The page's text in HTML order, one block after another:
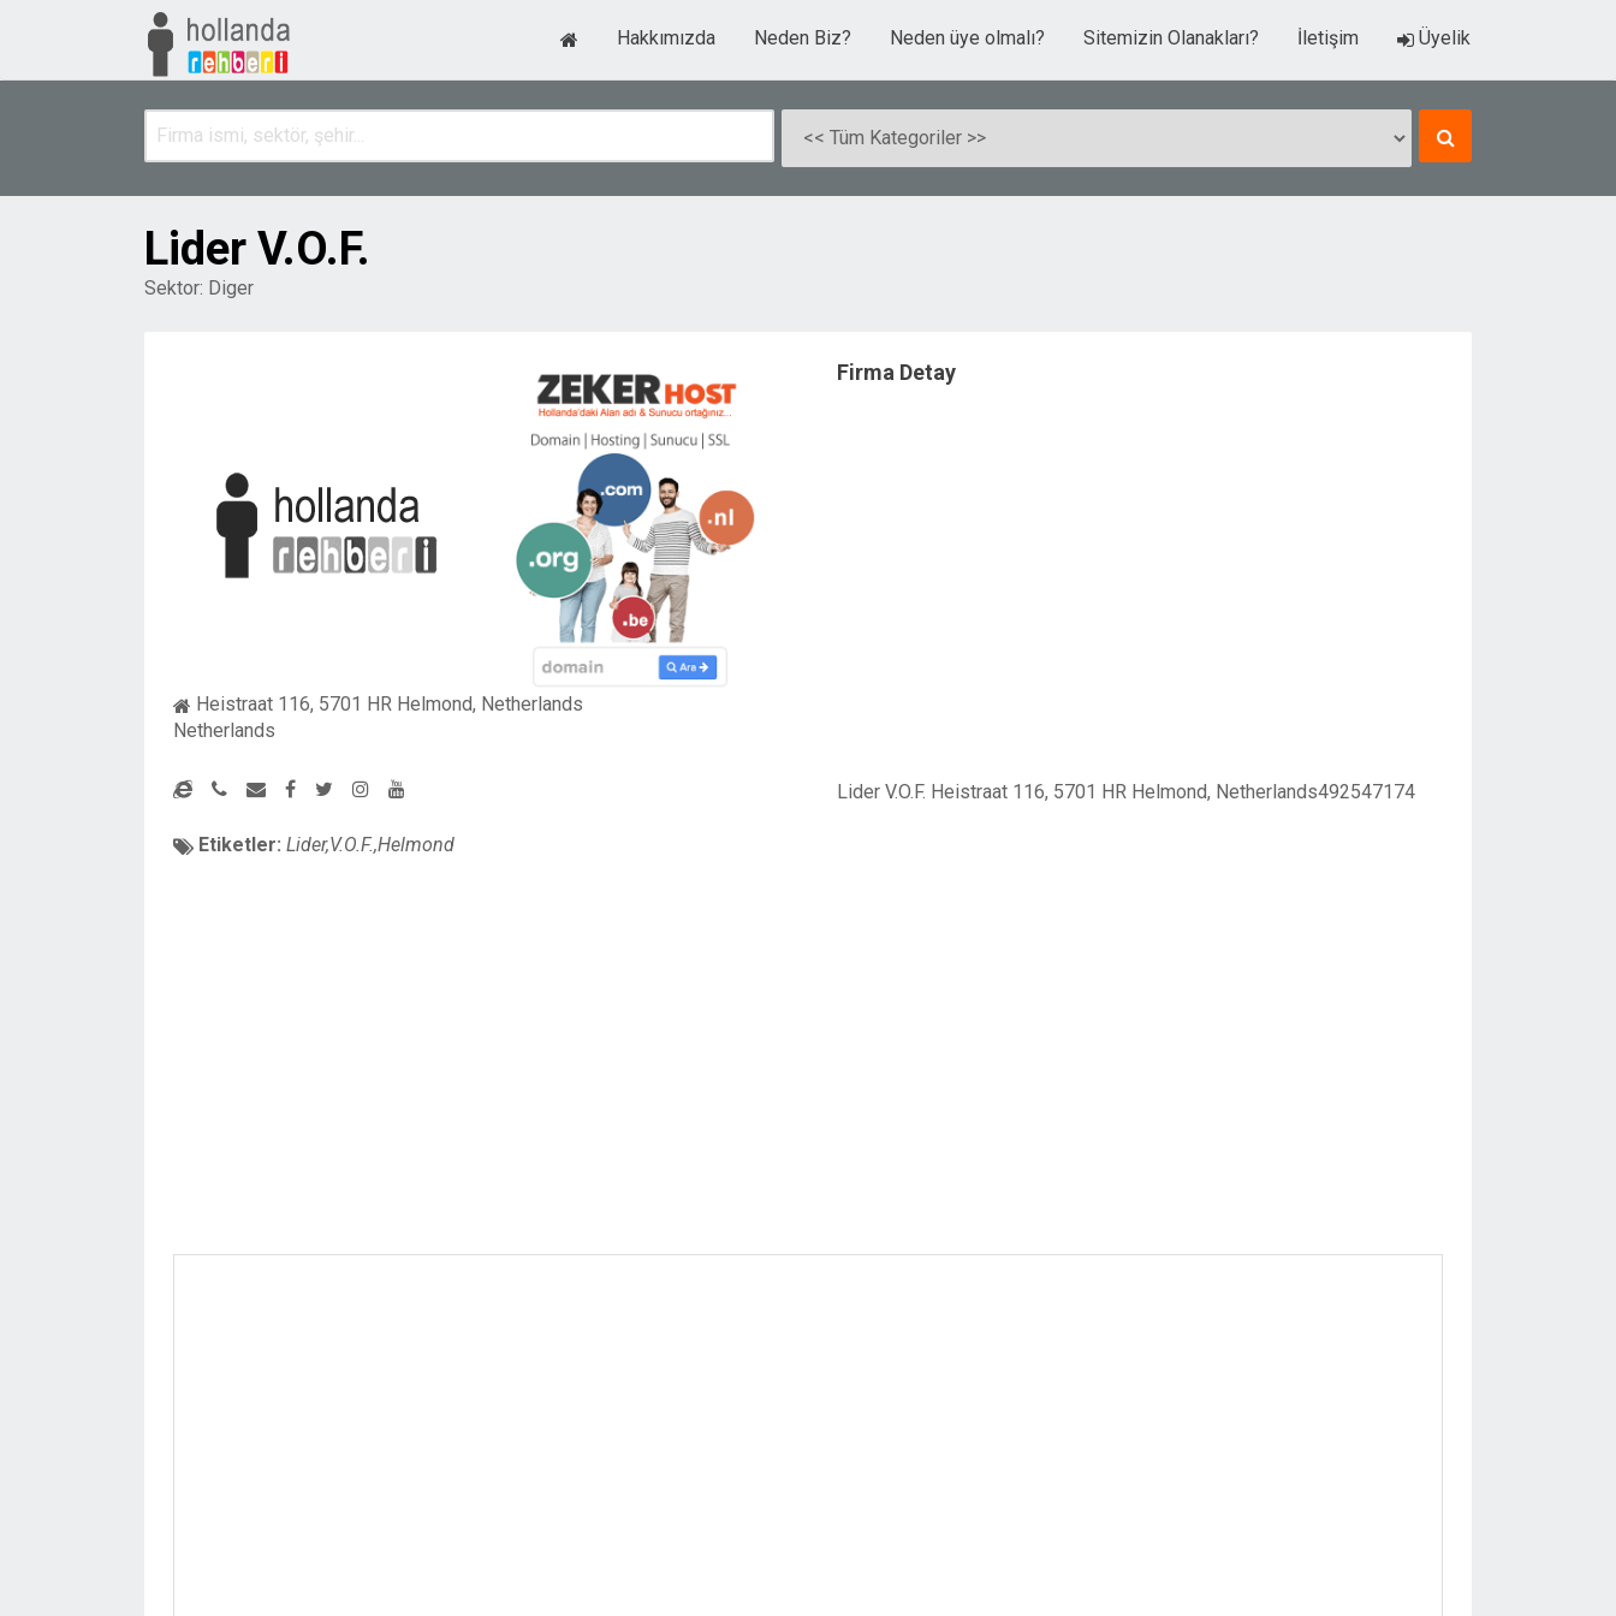
Hakkımızda Neden Biz? Neden üye olmalı? Sitemizin Olanakları? İletişim Üyelik
Lider V.O.F.
Sektor: Diger
Heistraat 116, 5701 HR Helmond, Netherlands
Netherlands
Etiketler: Lider,V.O.F.,Helmond
Firma Detay
Lider V.O.F. Heistraat 116, 5701 HR Helmond, Netherlands492547174